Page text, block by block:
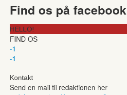
Find os på facebook
HELLO!
FIND OS
-1
-1
Kontakt
Send en mail til redaktionen her